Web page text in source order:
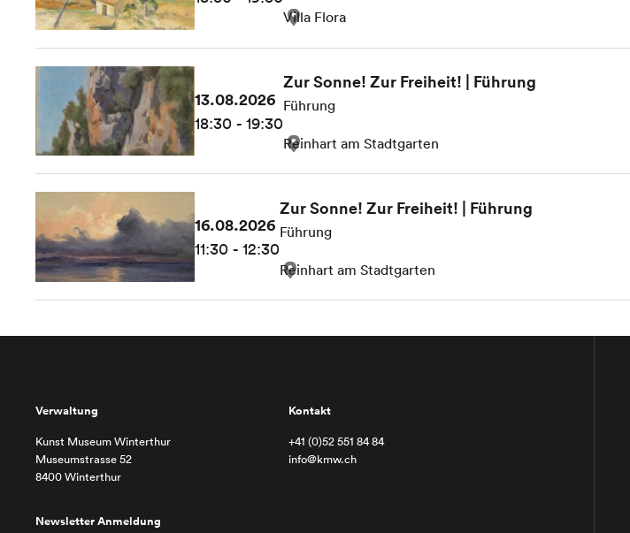
Villa Flora
13.08.2026
18:30 - 19:30
Zur Sonne! Zur Freiheit! | Führung
Führung
Reinhart am Stadtgarten
16.08.2026
11:30 - 12:30
Zur Sonne! Zur Freiheit! | Führung
Führung
Reinhart am Stadtgarten
Verwaltung
Kunst Museum Winterthur
Museumstrasse 52
8400 Winterthur
Kontakt
+41 (0)52 551 84 84
info@kmw.ch
Newsletter Anmeldung